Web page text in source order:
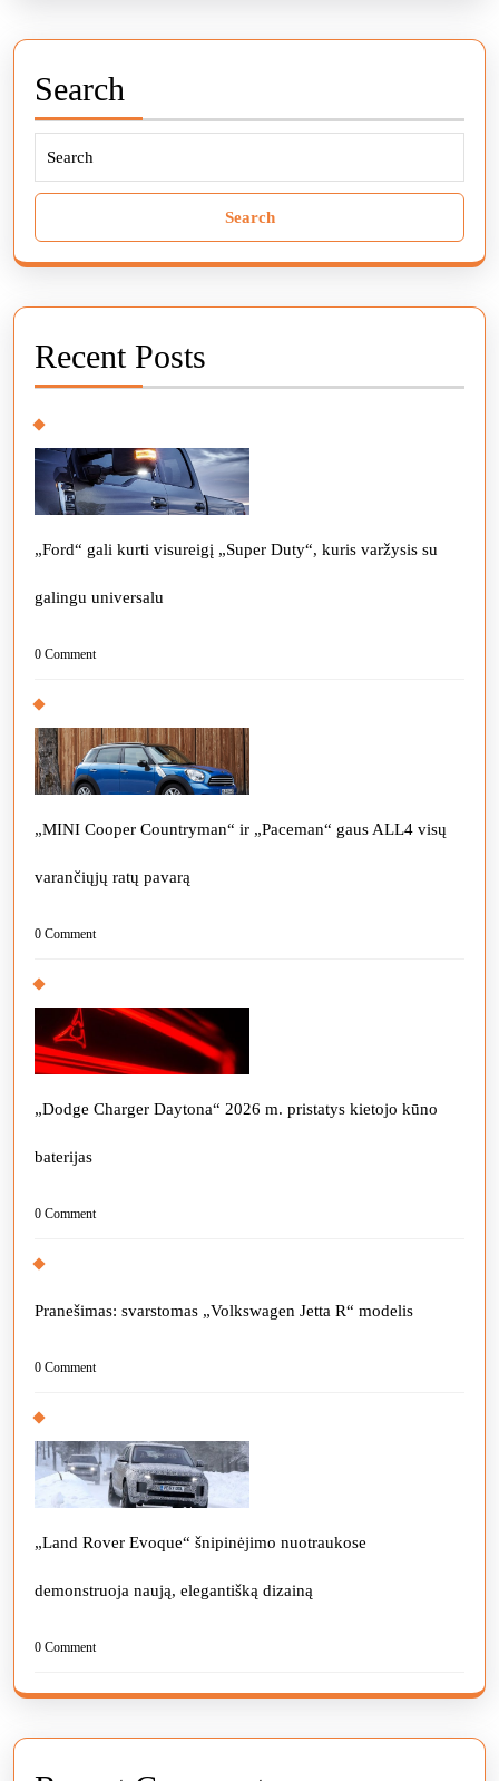
Search
Search
Recent Posts
„Ford“ gali kurti visureigį „Super Duty“, kuris varžysis su
galingu universalu
0 Comment
„MINI Cooper Countryman“ ir „Paceman“ gaus ALL4 visų
varančiųjų ratų pavarą
0 Comment
„Dodge Charger Daytona“ 2026 m. pristatys kietojo kūno
baterijas
0 Comment
Pranešimas: svarstomas „Volkswagen Jetta R“ modelis
0 Comment
„Land Rover Evoque“ šnipinėjimo nuotraukose
demonstruoja naują, elegantišką dizainą
0 Comment